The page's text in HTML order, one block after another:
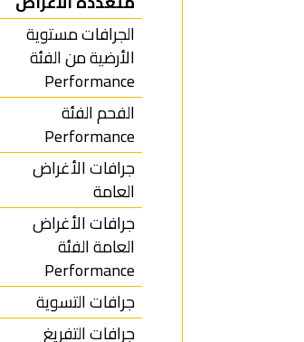
الجرافات مستوية
الأرضية من الفئة
Performance
الفحم الفئة
Performance
جرافات الأغراض
العامة
جرافات الأغراض
العامة الفئة
Performance
جرافات التسوية
جرافات التفريغ